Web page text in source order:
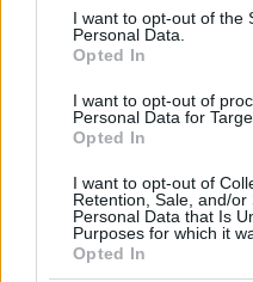
consent section.
I want to opt-out of the
Personal Data.
Opted In
I want to opt-out of
Personal Data for
Opted In
I want to opt-out of
Retention, Sale, and/or
Personal Data that Is
Purposes for which it
Opted In
Sogno Georgiano per la
Il ministro delle finanze
legami economici con la
elezioni #georgia
ministero degli affari esteri
ungheria
Leave a Reply